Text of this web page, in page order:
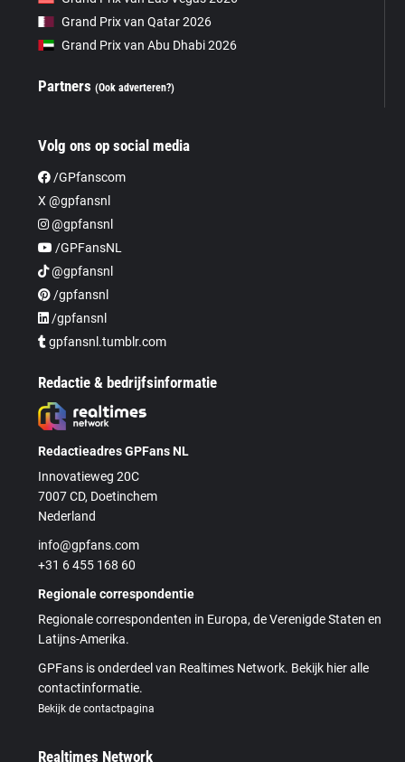
Grand Prix van Qatar 2026
Grand Prix van Abu Dhabi 2026
Partners(Ook adverteren?)
Volg ons op social media
/GPfanscom
X @gpfansnl
@gpfansnl
/GPFansNL
@gpfansnl
/gpfansnl
/gpfansnl
gpfansnl.tumblr.com
Redactie & bedrijfsinformatie
Redactieadres GPFans NL
Innovatieweg 20C
7007 CD, Doetinchem
Nederland
info@gpfans.com
+31 6 455 168 60
Regionale correspondentie
Regionale correspondenten in Europa, de Verenigde Staten en
Latijns-Amerika.
GPFans is onderdeel van Realtimes Network. Bekijk hier alle
contactinformatie.
Bekijk de contactpagina
Realtimes Network